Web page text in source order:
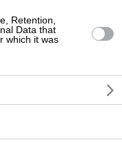
Retention,
Data that
which it was